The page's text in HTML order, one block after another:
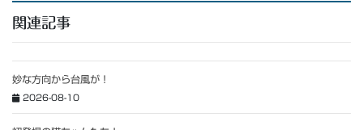
関連記事
妙な方向から台風が！
2026-08-10